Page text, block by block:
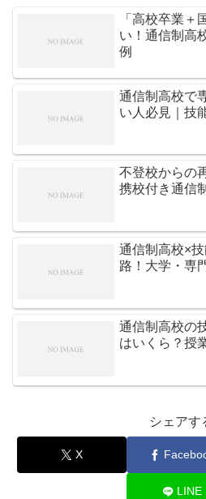
「高校卒業＋
い！通信制高
例
通信制高校で
い人必見｜技
不登校からの
携校付き通信
通信制高校×
路！大学・専
通信制高校の
はいくら？授
シェアす
X
LINE